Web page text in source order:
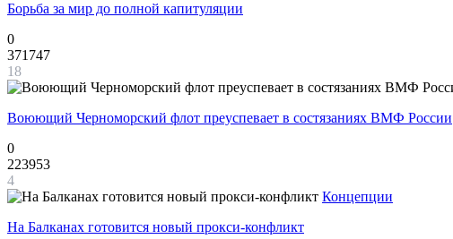
Борьба за мир до полной капитуляции
0
371747
18
Воюющий Черноморский флот преуспевает в состязаниях ВМФ России
0
223953
4
Концепции
На Балканах готовится новый прокси-конфликт